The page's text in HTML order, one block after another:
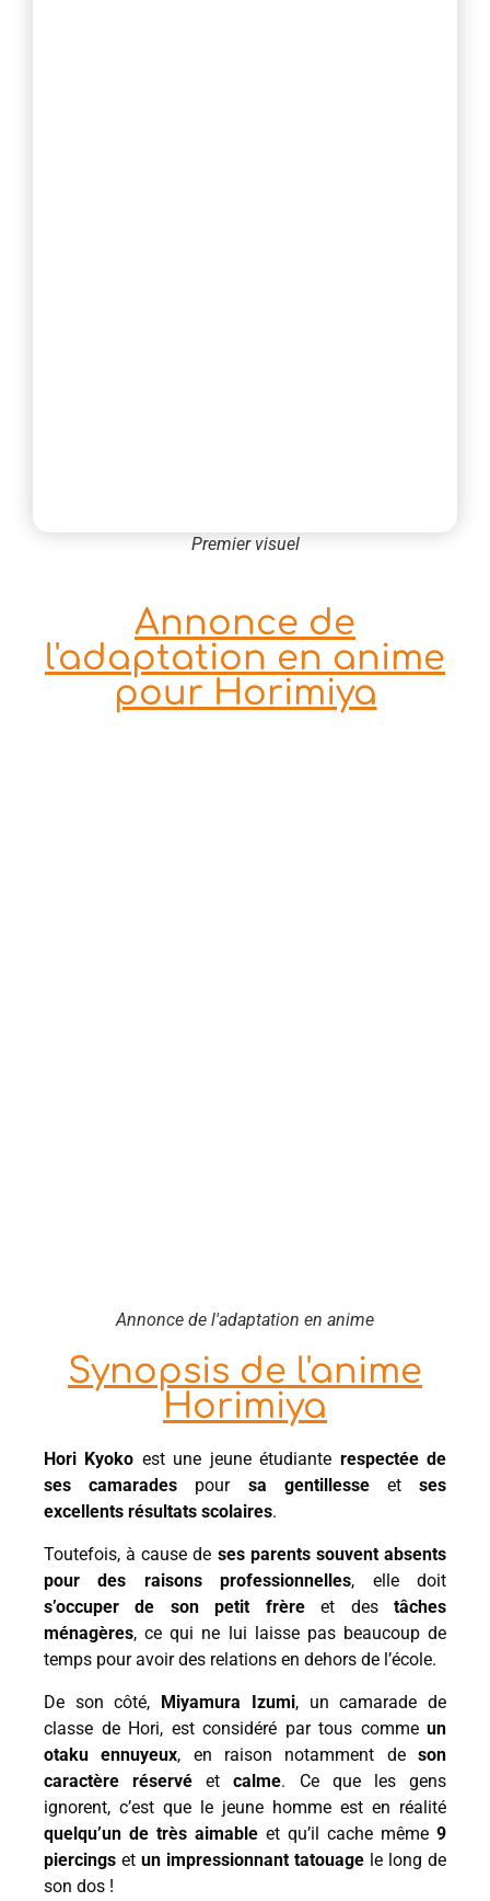
Premier visuel
Annonce de
l'adaptation en anime
pour Horimiya
Annonce de l'adaptation en anime
Synopsis de l'anime
Horimiya
Hori Kyoko est une jeune étudiante respectée de
ses camarades pour sa gentillesseetses
excellents résultats scolaires.
Toutefois, à cause de ses parents souvent absents
pour des raisons professionnelles, elle doit
s’occuper de son petit frèreet destâches
ménagères, ce qui ne lui laisse pas beaucoup de
temps pour avoir des relations en dehors de l’école.
De son côté, Miyamura Izumi, un camarade de
classe de Hori, est considéré par tous comme un
otaku ennuyeux, en raison notamment deson
caractère réservéet calme. Ce que les gens
ignorent, c’est que le jeune homme est en réalité
quelqu’un de très aimable et qu’il cache même 9
piercings et un impressionnant tatouage le long de
son dos !